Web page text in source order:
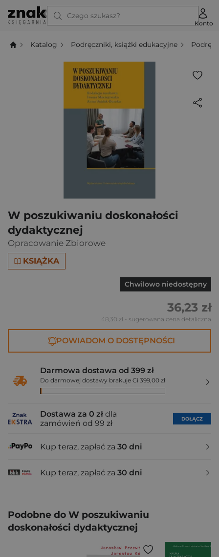
Czego szukasz?
Konto
Katalog Podręczniki, książki edukacyjne
W poszukiwaniu doskonałości
dydaktycznej
Opracowanie Zbiorowe
KSIĄŻKA
Chwilowo niedostępny
36,23 zł
48,30 zł - sugerowana cena detaliczna
POWIADOM O DOSTĘPNOŚCI
Darmowa dostawa od 399 zł
Do darmowej dostawy brakuje Ci 399,00 zł
Dostawa za 0 zł dla
zamówień od 99 zł
DOŁĄCZ
Kup teraz, zapłać za 30 dni
Kup teraz, zapłać za 30 dni
Podobne do W poszukiwaniu
doskonałości dydaktycznej